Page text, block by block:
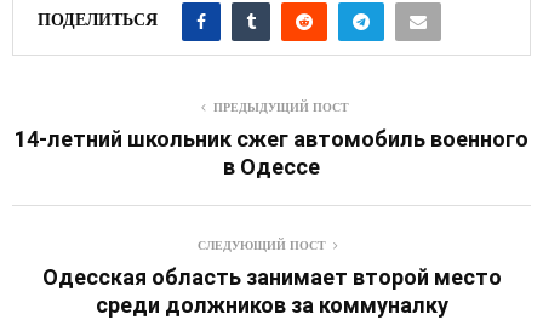
ПОДЕЛИТЬСЯ
ПРЕДЫДУЩИЙ ПОСТ
14-летний школьник сжег автомобиль военного
в Одессе
СЛЕДУЮЩИЙ ПОСТ
Одесская область занимает второй место
среди должников за коммуналку